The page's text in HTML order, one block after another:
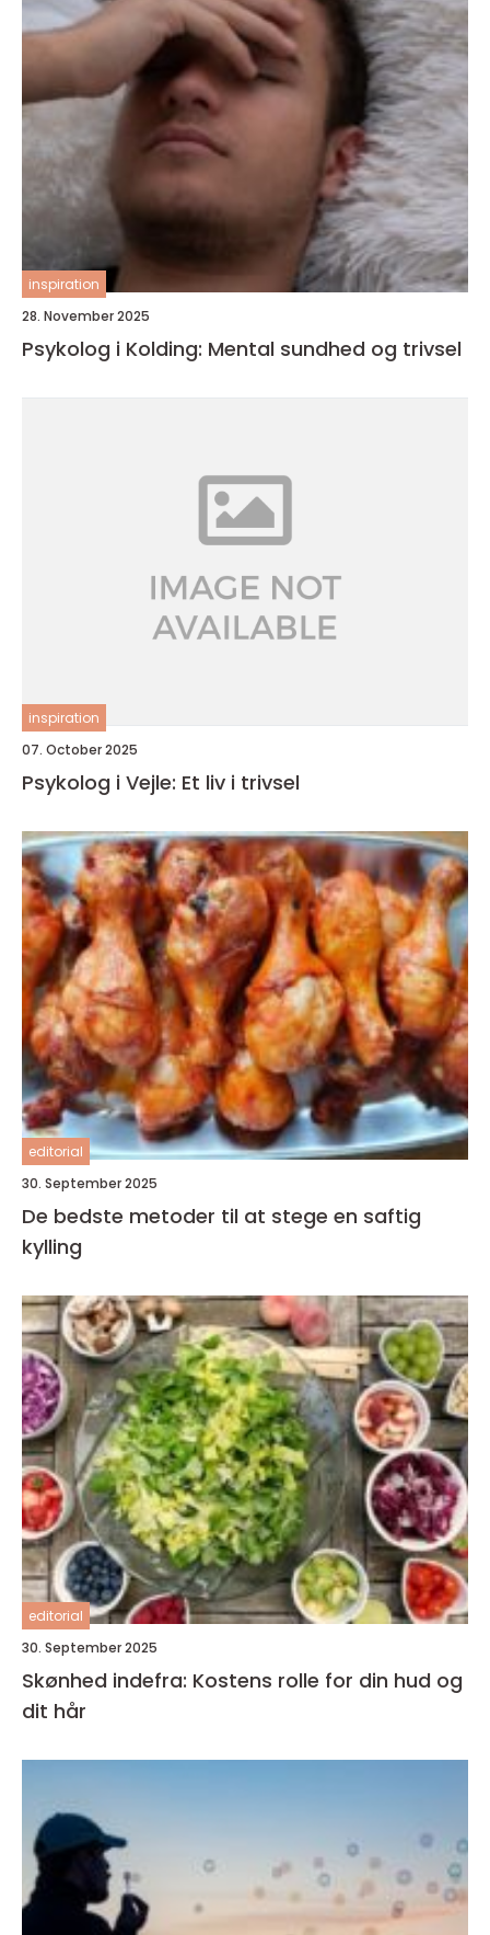
inspiration
28. November 2025
Psykolog i Kolding: Mental sundhed og trivsel
inspiration
07. October 2025
Psykolog i Vejle: Et liv i trivsel
editorial
30. September 2025
De bedste metoder til at stege en saftig
kylling
editorial
30. September 2025
Skønhed indefra: Kostens rolle for din hud og
dit hår